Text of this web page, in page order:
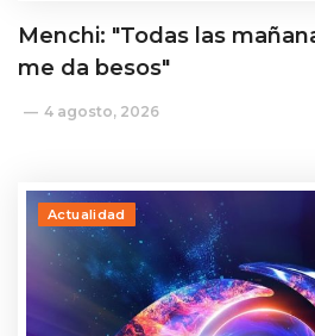
Menchi: "Todas las
me da besos"
4 agosto, 2026
Actualidad